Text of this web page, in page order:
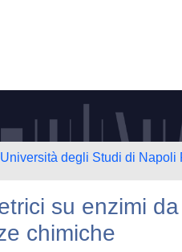
Università degli Studi di Napoli
su enzimi
chimiche